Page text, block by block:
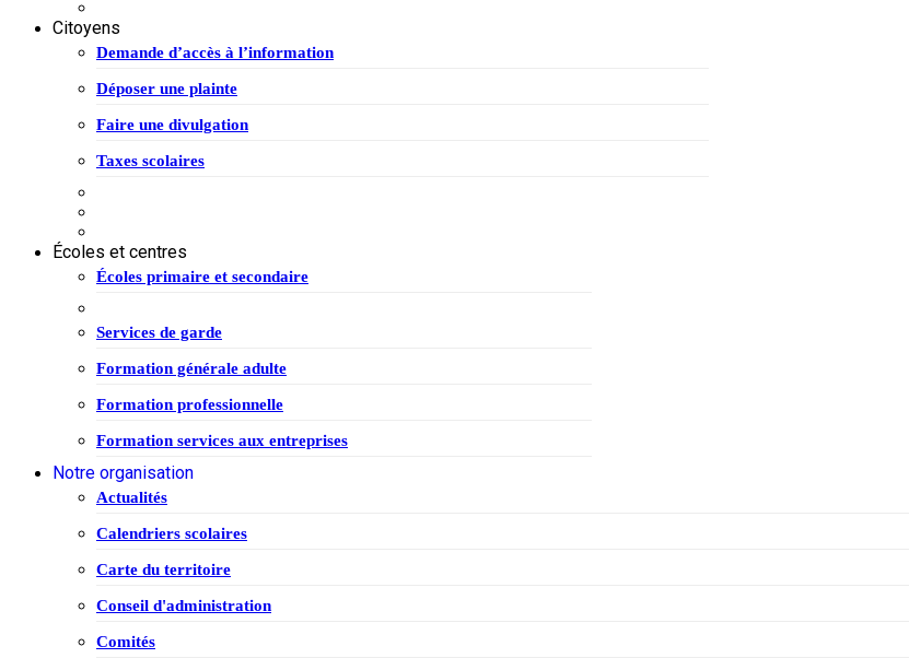
Citoyens
Demande d’accès à l’information
Déposer une plainte
Faire une divulgation
Taxes scolaires
Écoles et centres
Écoles primaire et secondaire
Services de garde
Formation générale adulte
Formation professionnelle
Formation services aux entreprises
Notre organisation
Actualités
Calendriers scolaires
Carte du territoire
Conseil d'administration
Comités